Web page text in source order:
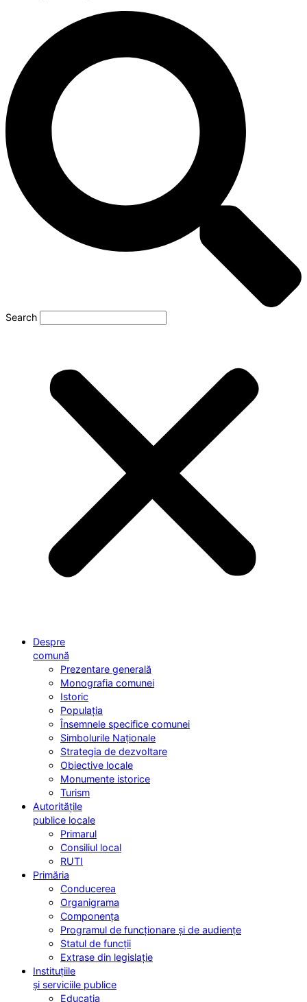
Search
Despre
comună
Prezentare generală
Monografia comunei
Istoric
Populația
Însemnele specifice comunei
Simbolurile Naționale
Strategia de dezvoltare
Obiective locale
Monumente istorice
Turism
Autoritățile
publice locale
Primarul
Consiliul local
RUTI
Primăria
Conducerea
Organigrama
Componența
Programul de funcționare și de audiențe
Statul de funcții
Extrase din legislație
Instituțiile
și serviciile publice
Educația